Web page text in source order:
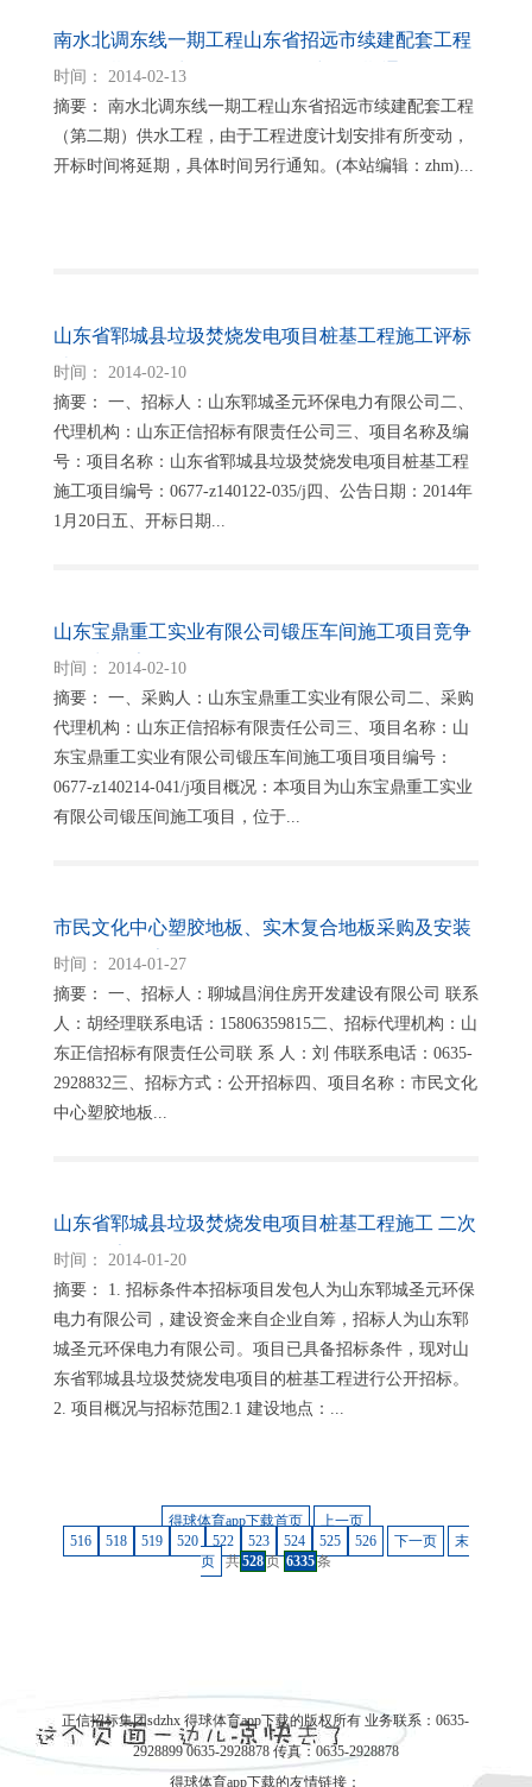
南水北调东线一期工程山东省招远市续建配套工程
（第二期） 供水工程监理开标时间延期通知
时间： 2014-02-13
摘要： 南水北调东线一期工程山东省招远市续建配套工程
（第二期）供水工程，由于工程进度计划安排有所变动，
开标时间将延期，具体时间另行通知。(本站编辑：zhm)...
山东省郓城县垃圾焚烧发电项目桩基工程施工评标
结果公示
时间： 2014-02-10
摘要： 一、招标人：山东郓城圣元环保电力有限公司二、
代理机构：山东正信招标有限责任公司三、项目名称及编
号：项目名称：山东省郓城县垃圾焚烧发电项目桩基工程
施工项目编号：0677-z140122-035/j四、公告日期：2014年
1月20日五、开标日期...
山东宝鼎重工实业有限公司锻压车间施工项目竞争
性谈判公告
时间： 2014-02-10
摘要： 一、采购人：山东宝鼎重工实业有限公司二、采购
代理机构：山东正信招标有限责任公司三、项目名称：山
东宝鼎重工实业有限公司锻压车间施工项目项目编号：
0677-z140214-041/j项目概况：本项目为山东宝鼎重工实业
有限公司锻压间施工项目，位于...
市民文化中心塑胶地板、实木复合地板采购及安装
项目招标公告
时间： 2014-01-27
摘要： 一、招标人：聊城昌润住房开发建设有限公司 联系
人：胡经理联系电话：15806359815二、招标代理机构：山
东正信招标有限责任公司联 系 人：刘 伟联系电话：0635-
2928832三、招标方式：公开招标四、项目名称：市民文化
中心塑胶地板...
山东省郓城县垃圾焚烧发电项目桩基工程施工 二次
招标公告
时间： 2014-01-20
摘要： 1. 招标条件本招标项目发包人为山东郓城圣元环保
电力有限公司，建设资金来自企业自筹，招标人为山东郓
城圣元环保电力有限公司。项目已具备招标条件，现对山
东省郓城县垃圾焚烧发电项目的桩基工程进行公开招标。
2. 项目概况与招标范围2.1 建设地点：...
得球体育app下载首页
上一页
516
518 519 520 522 523 524 525 526 下一页
末
页 共528页6335条
正信招标集团sdzhx 得球体育app下载的版权所有 业务联系：0635-
2928899 0635-2928878 传真：0635-2928878
得球体育app下载的友情链接：